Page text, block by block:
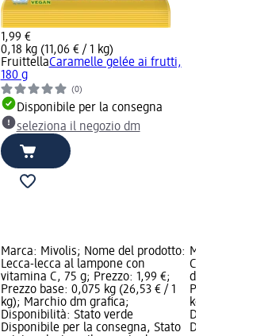
1,99 €
0,18 kg (11,06 € / 1 kg)
FruittellaCaramelle gelée ai frutti,
180 g
(0)
Disponibile per la consegna
seleziona il negozio dm
Marca: Mivolis; Nome del prodotto:
Lecca-lecca al lampone con
vitamina C, 75 g; Prezzo: 1,99 €;
Prezzo base: 0,075 kg (26,53 € / 1
kg); Marchio dm grafica;
Disponibilità: Stato verde
Disponibile per la consegna, Stato
Marca:
Caramelle
destrosio,
Prezzo
kg);
Disponibile